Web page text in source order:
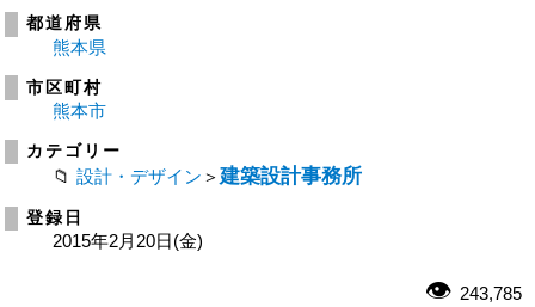
都道府県
熊本県
市区町村
熊本市
カテゴリー
設計・デザイン ＞ 建築設計事務所
登録日
2015年2月20日(金)
243,785